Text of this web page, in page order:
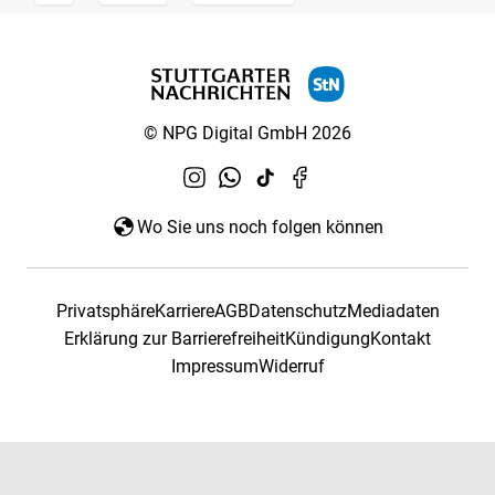
© NPG Digital GmbH 2026
Wo Sie uns noch folgen können
PrivatsphäreKarriereAGBDatenschutzMediadaten
Erklärung zur BarrierefreiheitKündigungKontakt
ImpressumWiderruf